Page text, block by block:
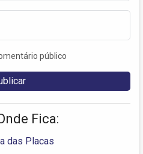
público
Fica:
das Placas